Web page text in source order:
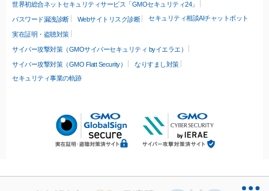
世界初総合ネットセキュリティサービス「GMOセキュリティ24」
パスワード漏洩診断 Webサイトリスク診断 セキュリティ相談AIチャットボット
実在証明・盗聴対策
サイバー攻撃対策（GMOサイバーセキュリティ byイエラエ）
サイバー攻撃対策（GMO Flatt Security）
なりすまし対策
セキュリティ事業の軌跡